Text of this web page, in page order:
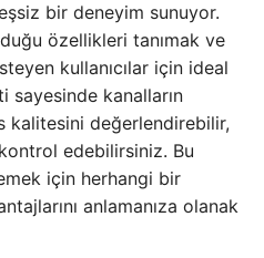
bir deneyim sunuyor.
özellikleri tanımak ve
kullanıcılar için ideal
sayesinde kanalların
kalitesini değerlendirebilir,
edebilirsiniz. Bu
için herhangi bir
anlamanıza olanak